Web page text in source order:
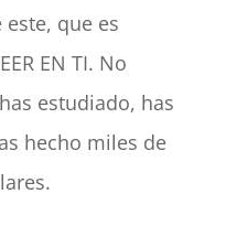
que es
EN TI. No
estudiado, has
hecho miles de